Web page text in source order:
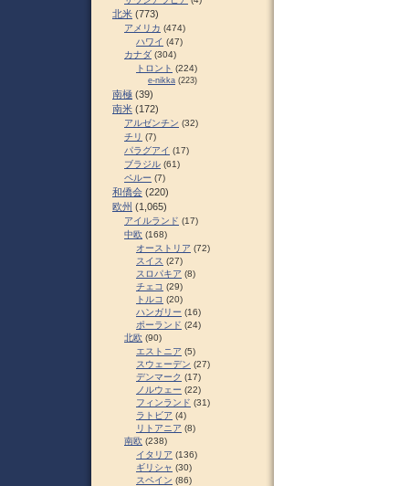
北米 (773)
アメリカ (474)
ハワイ (47)
カナダ (304)
トロント (224)
e-nikka (223)
南極 (39)
南米 (172)
アルゼンチン (32)
チリ (7)
パラグアイ (17)
ブラジル (61)
ペルー (7)
和僑会 (220)
欧州 (1,065)
アイルランド (17)
中欧 (168)
オーストリア (72)
スイス (27)
スロパキア (8)
チェコ (29)
トルコ (20)
ハンガリー (16)
ポーランド (24)
北欧 (90)
エストニア (5)
スウェーデン (27)
デンマーク (17)
ノルウェー (22)
フィンランド (31)
ラトビア (4)
リトアニア (8)
南欧 (238)
イタリア (136)
ギリシャ (30)
スペイン (86)